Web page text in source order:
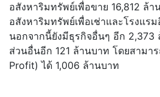
อสังหาริมทรัพย์เพื่อขาย 16,812 ล้า
อสังหาริมทรัพย์เพื่อเช่าและโรงแร
นอกจากนี้ยังมีธุรกิจอื่นๆ อีก 2,373
ส่วนอื่นอีก 121 ล้านบาท โดยสามา
Profit) ได้ 1,006 ล้านบาท